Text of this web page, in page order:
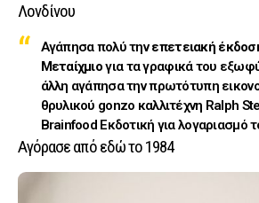
Λονδίνου
Αγάπησα πολύ τηνεπετειακή
Μεταίχμιογια τα γραφικά του
άλλη αγάπησα την πρωτότυπη
θρυλικού gonzo καλλιτέχνη Ralph
Brainfood Εκδοτική για λογαριασμό
Αγόρασε από εδώ το 1984